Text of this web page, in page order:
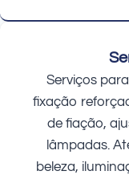
Serviços
fixação
de fiação,
lâmpadas.
beleza,